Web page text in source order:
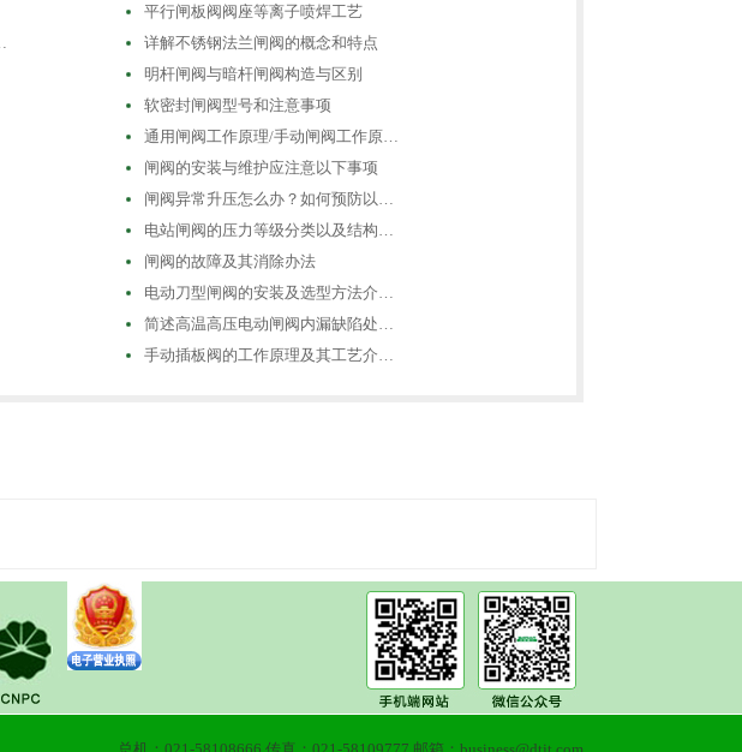
平行闸板阀阀座等离子喷焊工艺
详解不锈钢法兰闸阀的概念和特点
明杆闸阀与暗杆闸阀构造与区别
软密封闸阀型号和注意事项
通用闸阀工作原理/手动闸阀工作原…
闸阀的安装与维护应注意以下事项
闸阀异常升压怎么办？如何预防以…
电站闸阀的压力等级分类以及结构…
闸阀的故障及其消除办法
电动刀型闸阀的安装及选型方法介…
简述高温高压电动闸阀内漏缺陷处…
手动插板阀的工作原理及其工艺介…